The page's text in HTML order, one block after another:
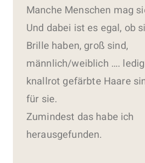
Manche Menschen mag
Und dabei ist es egal, ob
Brille haben, groß sind,
männlich/weiblich ….
knallrot gefärbte Haare
für sie.
Zumindest das habe ich
herausgefunden.